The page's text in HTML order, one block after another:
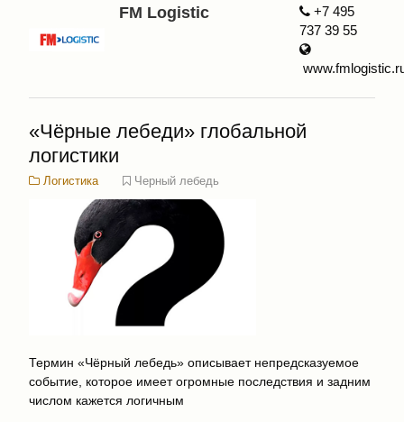
FM Logistic
+7 495
737 39 55
«Чёрные лебеди» глобальной
логистики
Логистика Черный лебедь
Термин «Чёрный лебедь» описывает непредсказуемое
событие, которое имеет огромные последствия и задним
числом кажется логичным